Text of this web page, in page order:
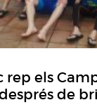
rep els
de